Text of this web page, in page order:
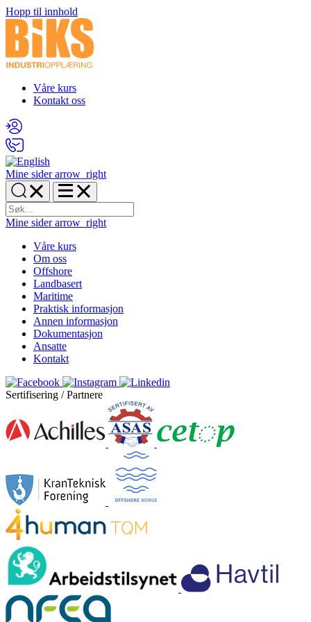
Hopp til innhold
Våre kurs
Kontakt oss
Mine sider arrow_right
Mine sider arrow_right
Våre kurs
Om oss
Offshore
Landbasert
Maritime
Praktisk informasjon
Annen informasjon
Dokumentasjon
Ansatte
Kontakt
Sertifisering / Partnere